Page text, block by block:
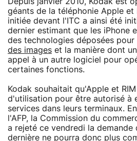
géants de la téléphonie Apple et
initiée devant l'ITC a ainsi été
dernier estimant que les iPhone
des technologies déposées pour
des images et la manière dont
appel à un autre logiciel pour
certaines fonctions.
Kodak souhaitait qu'Apple et
d'utilisation pour être autorisé à
services dans leurs terminaux.
l'AFP, la Commission du
a rejeté ce vendredi la demande
dernière ne pourra donc plus